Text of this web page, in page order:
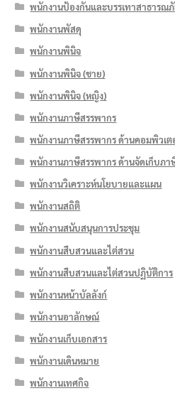
พนักงานป้องกันและบรรเทาสาธารณ
พนักงานพัสดุ
พนักงานพินิจ
พนักงานพินิจ (ชาย)
พนักงานพินิจ (หญิง)
พนักงานภาษีสรรพากร
พนักงานภาษีสรรพากร ด้านคอมพิวเต
พนักงานภาษีสรรพากร ด้านจัดเก็บภา
พนักงานวิเคราะห์นโยบายและแผน
พนักงานสถิติ
พนักงานสนับสนุนการประชุม
พนักงานสืบสวนและไต่สวน
พนักงานสืบสวนและไต่สวนปฏิบัติการ
พนักงานหน้าบัลลังก์
พนักงานอาลักษณ์
พนักงานเก็บเอกสาร
พนักงานเดินหมาย
พนักงานเทศกิจ